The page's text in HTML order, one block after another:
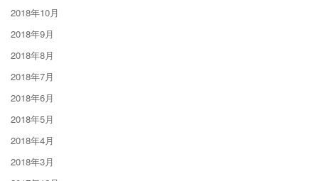
2018年10月
2018年9月
2018年8月
2018年7月
2018年6月
2018年5月
2018年4月
2018年3月